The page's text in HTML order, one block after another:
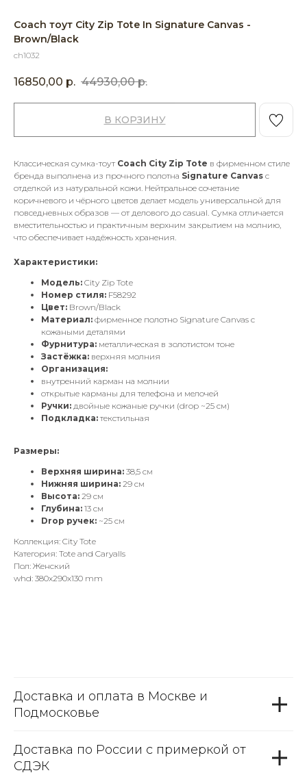
Coach тоут City Zip Tote In Signature Canvas -
Brown/Black
ch1032
16850,00 р. 44930,00 р.
В КОРЗИНУ
Классическая сумка-тоут Coach City Zip Tote в фирменном стиле
бренда выполнена из прочного полотна Signature Canvas с
отделкой из натуральной кожи. Нейтральное сочетание
коричневого и чёрного цветов делает модель универсальной для
повседневных образов — от делового до casual. Сумка отличается
вместительностью и практичным верхним закрытием на молнию,
что обеспечивает надёжность хранения.
Характеристики:
Модель: City Zip Tote
Номер стиля: F58292
Цвет: Brown/Black
Материал: фирменное полотно Signature Canvas с
кожаными деталями
Фурнитура: металлическая в золотистом тоне
Застёжка: верхняя молния
Организация:
внутренний карман на молнии
открытые карманы для телефона и мелочей
Ручки: двойные кожаные ручки (drop ~25 см)
Подкладка:текстильная
Размеры:
Верхняя ширина: 38,5 см
Нижняя ширина: 29 см
Высота: 29 см
Глубина: 13 см
Drop ручек: ~25 см
Коллекция: City Tote
Категория: Tote and Caryalls
Пол: Женский
whd: 380x290x130 mm
Доставка и оплата в Москве и
Подмосковье
Доставка по России с примеркой от
СДЭК